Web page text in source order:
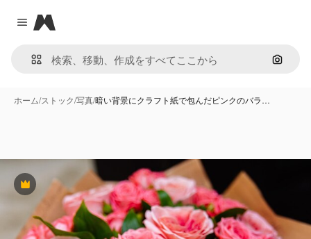
Close menu
Magnific
画像で
ホーム/ストック/写真/暗い背景にクラフト紙で包んだピンクのバラ…
Premium